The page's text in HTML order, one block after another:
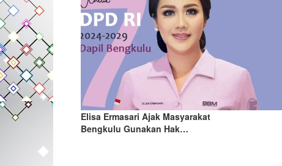
Elisa Ermasari Ajak Masyarakat
Bengkulu Gunakan Hak…